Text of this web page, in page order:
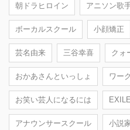
朝ドラヒロイン アニソン歌
ボーカルスクール 小顔矯正
芸名由来 三谷幸喜 クォ
おかあさんといっしょ ワー
お笑い芸人になるには EXILE
アナウンサースクール 小説